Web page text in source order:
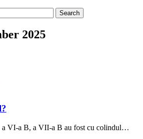
Search
2025
VI-a B, a VII-a B au fost cu colindul…